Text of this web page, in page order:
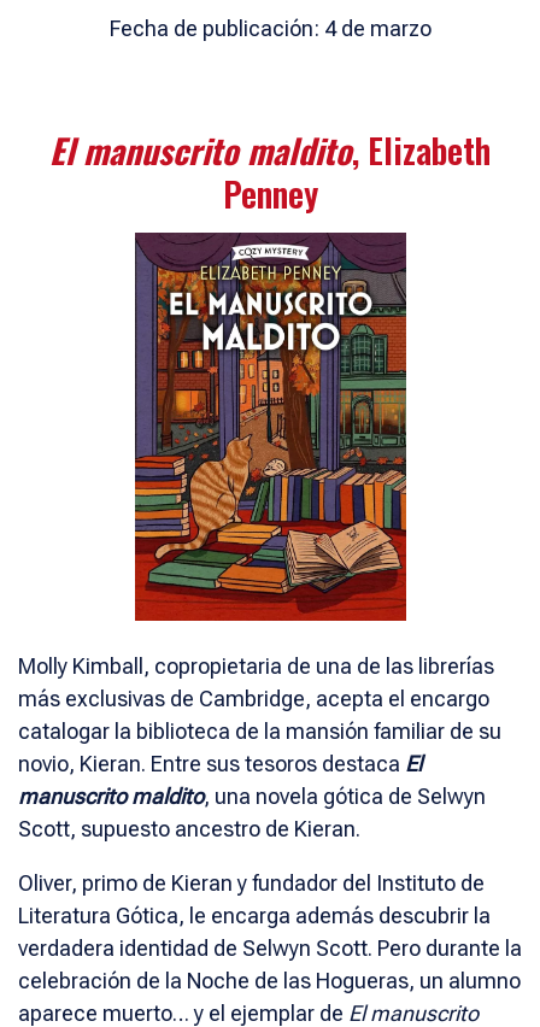
Fecha de publicación: 4 de marzo
El manuscrito maldito, Elizabeth
Penney
Molly Kimball, copropietaria de una de las librerías
más exclusivas de Cambridge, acepta el encargo
catalogar la biblioteca de la mansión familiar de su
novio, Kieran. Entre sus tesoros destaca El
manuscrito maldito, una novela gótica de Selwyn
Scott, supuesto ancestro de Kieran.
Oliver, primo de Kieran y fundador del Instituto de
Literatura Gótica, le encarga además descubrir la
verdadera identidad de Selwyn Scott. Pero durante la
celebración de la Noche de las Hogueras, un alumno
aparece muerto… y el ejemplar de El manuscrito